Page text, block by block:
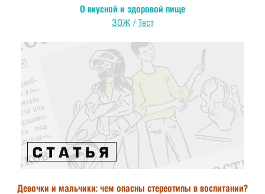
О вкусной и здоровой пище
ЗОЖ/Тест
Девочки и мальчики: чем опасны стереотипы в воспитании?